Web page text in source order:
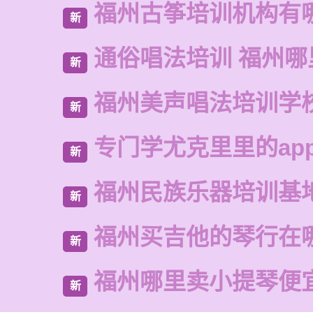
新 福州古筝培训机构有
新 通俗唱法培训 福州
新 福州美声唱法培训学
新 专门学尤克里里的
新 福州民族乐器培训基
新 福州买吉他的琴行在
新 福州哪里卖小提琴便